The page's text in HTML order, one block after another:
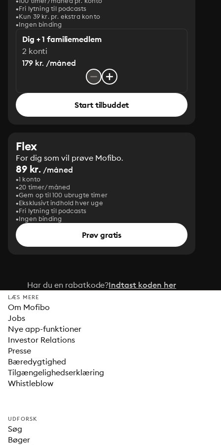
Fri lytning til podcasts
Kun 39 kr. pr. ekstra konto
Ingen binding
Dig + 1 familiemedlem
2 konti
179 kr. /måned
Start tilbuddet
Flex
For dig som vil prøve Mofibo.
89 kr. /måned
1 konto
20 timer/måned
Gem op til 100 ubrugte timer
Eksklusivt indhold hver uge
Fri lytning til podcasts
Ingen binding
Prøv gratis
Har du en rabatkode?Indtast koden her
LÆS MERE
Om Mofibo
Jobs
Nye app-funktioner
Investor Relations
Presse
Bæredygtighed
Tilgængelighedserklæring
Whistleblow
UDFORSK
Søg
Bøger